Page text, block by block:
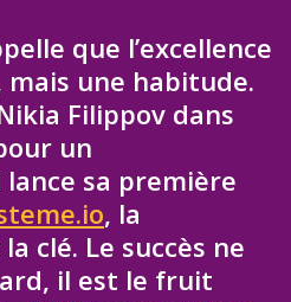
que l’excellence
mais une habitude.
Filippov dans
un
sa première
, la
clé. Le succès ne
il est le fruit